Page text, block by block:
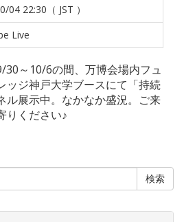
04 22:30（ JST ）
Live
30～10/6の間、万博会場内フュ
ッジ神戸大学ブースにて「持続
ル展示中。なかなか盛況。ご来
りください♪
検索